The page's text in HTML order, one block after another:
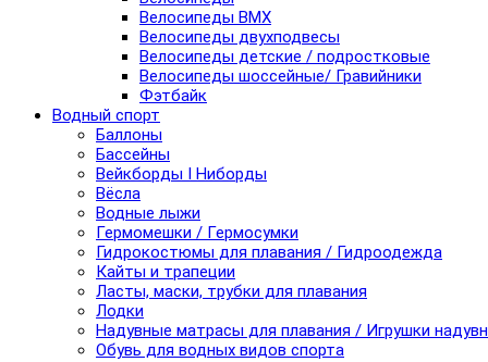
Велосипеды BMX
Велосипеды двухподвесы
Велосипеды детские / подростковые
Велосипеды шоссейные/ Гравийники
Фэтбайк
Водный спорт
Баллоны
Бассейны
Вейкборды I Ниборды
Вёсла
Водные лыжи
Гермомешки / Гермосумки
Гидрокостюмы для плавания / Гидроодежда
Кайты и трапеции
Ласты, маски, трубки для плавания
Лодки
Надувные матрасы для плавания / Игрушки
Обувь для водных видов спорта